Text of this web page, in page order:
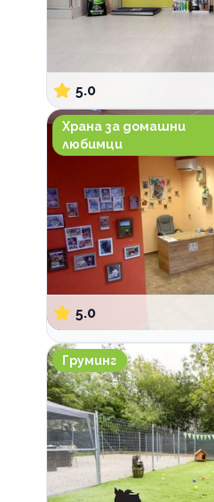
5.0
Пекарната на Арис и
Храна за домашни
любимци
5.0
Puppy Bubbles Хотел и
Груминг